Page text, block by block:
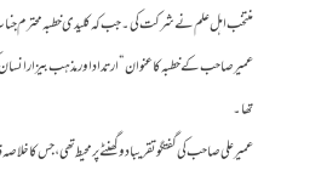
منتخب اہل علم نے شرکت کی۔ جب کہ کلیدی خطبہ محترم
عمیر صاحب کے خطبہ کا عنوان “ارتداد اور مذہب بیزار انسان
تھا۔
عمیرعلی صاحب کی گفتگو تقریبا دو گھنٹے پر محیط تھی، جس کا